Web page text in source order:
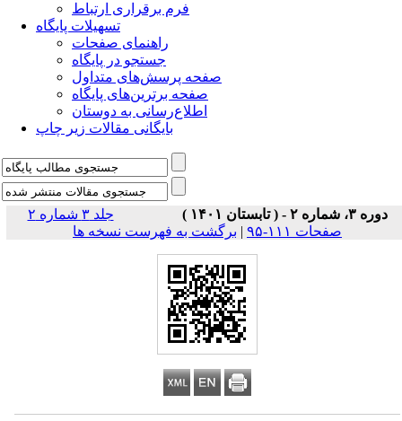
فرم برقراری ارتباط
تسهیلات پایگاه
راهنمای صفحات
جستجو در پایگاه
صفحه پرسش‌های متداول
صفحه برترین‌های پایگاه
اطلاع‌رسانی به دوستان
بایگانی مقالات زیر چاپ
دوره ۳، شماره ۲ - ( تابستان ۱۴۰۱ )
جلد ۳ شماره ۲
صفحات ۱۱۱-۹۵
| برگشت به فهرست نسخه ها